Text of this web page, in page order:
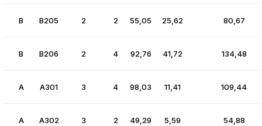
B B205 2 2 55,05 25,62 80,67
B B206 2 4 92,76 41,72 134,48
A A301 3 4 98,03 11,41 109,44
A A302 3 2 49,29 5,59 54,88